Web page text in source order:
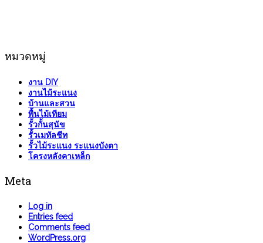
หมวดหมู่
งาน DIY
งานไม้ระแนง
บ้านและสวน
พื้นไม้เทียม
รั้วกั้นสุนัข
รั้วเมทัลชีท
รั้วไม้ระแนง ระแนงบังตา
โครงหลังคาเหล็ก
Meta
Log in
Entries feed
Comments feed
WordPress.org